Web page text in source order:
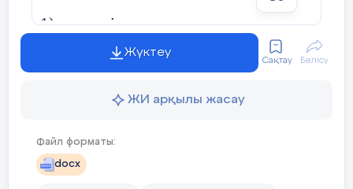
1) әр түрлі техникалық құралдар
арқылы ақпарат беру және қабылдау;
2) почта, телефон, телеграф, радио,
т.б. хабарын таратуды қамтамасыз
ететін халық шаруашылығының бір
жүргінші немесе салтатты кісі арқылы
ауызша, сондай-ақ, от, дабыл, қада,
Жүктеу
Сақтау Бөлісу
ЖИ арқылы жасау
Файл форматы:
docx